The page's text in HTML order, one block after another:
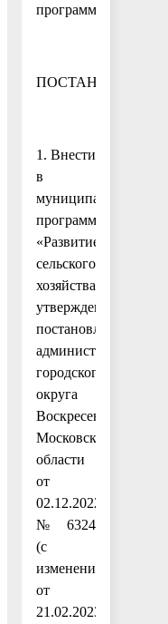
программы
ПОСТАНОВЛЯЮ:
1. Внести
в
муниципальную
программу
«Развитие
сельского
хозяйства»,
утвержденную
постановлением
администрации
городского
округа
Воскресенск
Московской
области
от
02.12.2022
№ 6324
(с
изменениями
от
21.02.2023